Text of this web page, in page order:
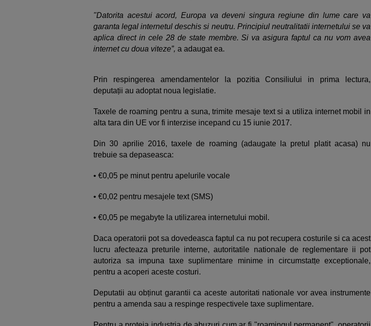
"Datorita acestui acord, Europa va deveni singura regiune din lume care va
garanta legal internetul deschis si neutru. Principiul neutralitatii internetului se va
aplica direct in cele 28 de state membre. Si va asigura faptul ca nu vom avea
internet cu doua viteze”, a adaugat ea.
Prin respingerea amendamentelor la pozitia Consiliului in prima lectura,
deputații au adoptat noua legislatie.
Taxele de roaming pentru a suna, trimite mesaje text si a utiliza internet mobil in
alta tara din UE vor fi interzise incepand cu 15 iunie 2017.
Din 30 aprilie 2016, taxele de roaming (adaugate la pretul platit acasa) nu
trebuie sa depaseasca:
• €0,05 pe minut pentru apelurile vocale
• €0,02 pentru mesajele text (SMS)
• €0,05 pe megabyte la utilizarea internetului mobil.
Daca operatorii pot sa dovedeasca faptul ca nu pot recupera costurile si ca acest
lucru afecteaza preturile interne, autoritatile nationale de reglementare ii pot
autoriza sa impuna taxe suplimentare minime in circumstatțe exceptionale,
pentru a acoperi aceste costuri.
Deputatii au obținut garantii ca aceste autoritati nationale vor avea instrumente
pentru a amenda sau a respinge respectivele taxe suplimentare.